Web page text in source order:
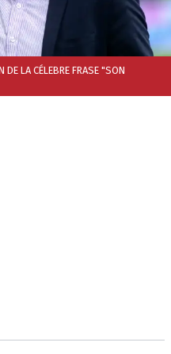
DE LA CÉLEBRE FRASE "SON